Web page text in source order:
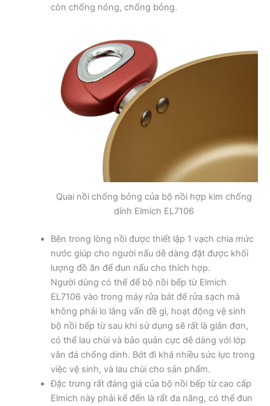
còn chống nóng, chống bỏng.
Quai nồi chống bỏng của bộ nồi hợp kim chống
dính Elmich EL7106
Bên trong lòng nồi được thiết lập 1 vạch chia mức
nước giúp cho người nấu dễ dàng đặt được khối
lượng đồ ăn để đun nấu cho thích hợp.
Người dùng có thể để bộ nồi bếp từ Elmich
EL7106 vào trong máy rửa bát để rửa sạch mà
không phải lo lắng vấn đề gì, hoạt động vệ sinh
bộ nồi bếp từ sau khi sử dụng sẽ rất là giản đơn,
có thể lau chùi và bảo quản cực dễ dàng với lớp
vân đá chống dinh. Bớt đi khá nhiều sức lực trong
việc vệ sinh, và lau chùi cho sản phẩm.
Đặc trưng rất đáng giá của bộ nồi bếp từ cao cấp
Elmich này phải kể đến là rất đa năng, có thể đun